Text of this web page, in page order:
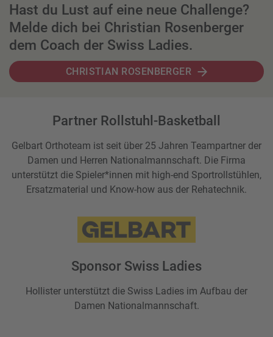
Hast du Lust auf eine neue Challenge?
Melde dich bei Christian Rosenberger
dem Coach der Swiss Ladies.
CHRISTIAN ROSENBERGER
Partner Rollstuhl-Basketball
Gelbart Orthoteam ist seit über 25 Jahren Teampartner der
Damen und Herren Nationalmannschaft. Die Firma
unterstützt die Spieler*innen mit high-end Sportrollstühlen,
Ersatzmaterial und Know-how aus der Rehatechnik.
Sponsor Swiss Ladies
Hollister unterstützt die Swiss Ladies im Aufbau der
Damen Nationalmannschaft.